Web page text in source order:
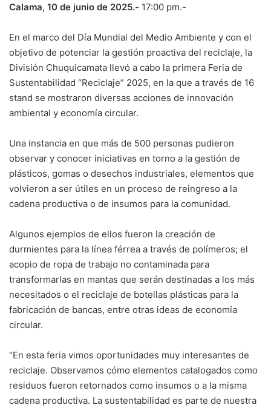
Calama, 10 de junio de 2025.- 17:00 pm.-
En el marco del Día Mundial del Medio Ambiente y con el
objetivo de potenciar la gestión proactiva del reciclaje, la
División Chuquicamata llevó a cabo la primera Feria de
Sustentabilidad “Reciclaje” 2025, en la que a través de 16
stand se mostraron diversas acciones de innovación
ambiental y economía circular.
Una instancia en que más de 500 personas pudieron
observar y conocer iniciativas en torno a la gestión de
plásticos, gomas o desechos industriales, elementos que
volvieron a ser útiles en un proceso de reingreso a la
cadena productiva o de insumos para la comunidad.
Algunos ejemplos de ellos fueron la creación de
durmientes para la línea férrea a través de polímeros; el
acopio de ropa de trabajo no contaminada para
transformarlas en mantas que serán destinadas a los más
necesitados o el reciclaje de botellas plásticas para la
fabricación de bancas, entre otras ideas de economía
circular.
“En esta feria vimos oportunidades muy interesantes de
reciclaje. Observamos cómo elementos catalogados como
residuos fueron retornados como insumos o a la misma
cadena productiva. La sustentabilidad es parte de nuestra